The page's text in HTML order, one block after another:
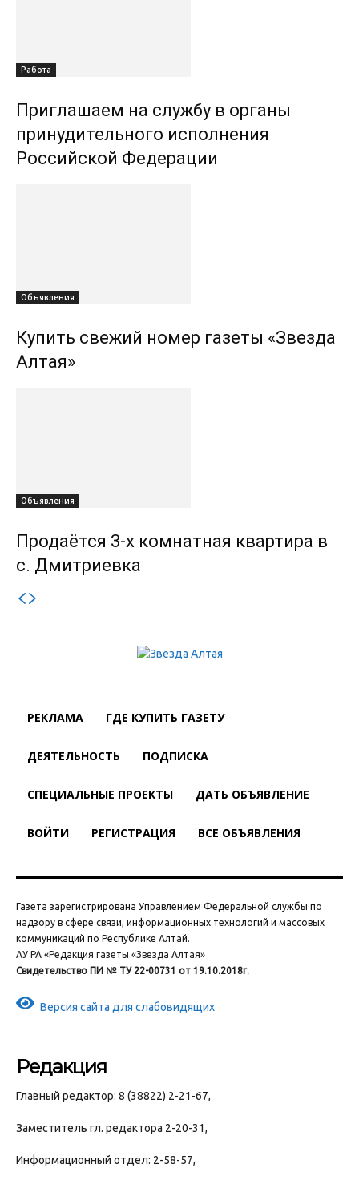
Работа
Приглашаем на службу в органы
принудительного исполнения
Российской Федерации
Объявления
Купить свежий номер газеты «Звезда
Алтая»
Объявления
Продаётся 3-х комнатная квартира в
с. Дмитриевка
РЕКЛАМА ГДЕ КУПИТЬ ГАЗЕТУ
ДЕЯТЕЛЬНОСТЬ ПОДПИСКА
СПЕЦИАЛЬНЫЕ ПРОЕКТЫ ДАТЬ ОБЪЯВЛЕНИЕ
ВОЙТИ РЕГИСТРАЦИЯ ВСЕ ОБЪЯВЛЕНИЯ
Газета зарегистрирована Управлением Федеральной службы по
надзору в сфере связи, информационных технологий и массовых
коммуникаций по Республике Алтай.
АУ РА «Редакция газеты «Звезда Алтая»
Свидетельство ПИ № ТУ 22-00731 от 19.10.2018г.
Версия сайта для слабовидящих
Редакция
Главный редактор: 8 (38822) 2-21-67,
Заместитель гл. редактора 2-20-31,
Информационный отдел: 2-58-57,